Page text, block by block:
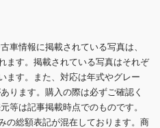
車情報に掲載されている写真は、
ます。掲載されている写真はそれぞ
ます。また、対応は年式やグレー
ります。購入の際は必ずご確認く
等は記事掲載時点でのものです。
の総額表記が混在しております。商